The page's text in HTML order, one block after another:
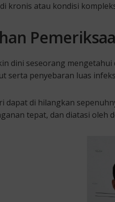
kronis atau kondisi
dini seseorang
serta penyebaran luas
dapat di hilangkan
tepat, dan diatasi oleh